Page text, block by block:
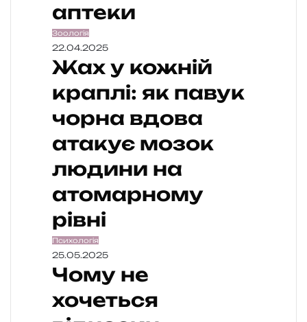
аптеки
Зоологія
22.04.2025
Жах у кожній
краплі: як павук
чорна вдова
атакує мозок
людини на
атомарному
рівні
Психологія
25.05.2025
Чому не
хочеться